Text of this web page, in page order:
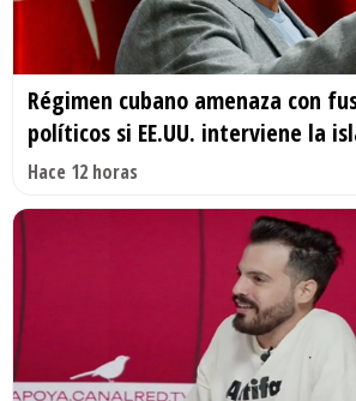
Régimen cubano amenaza con
políticos si EE.UU. interviene la
Hace 12 horas